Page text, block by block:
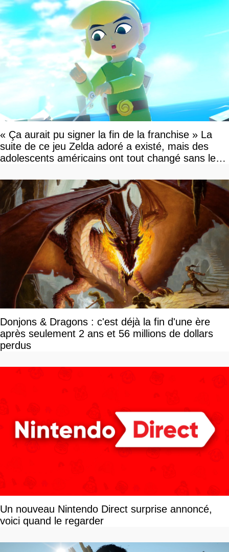
« Ça aurait pu signer la fin de la franchise » La
suite de ce jeu Zelda adoré a existé, mais des
adolescents américains ont tout changé sans le
Donjons & Dragons : c'est déjà la fin d'une ère
après seulement 2 ans et 56 millions de dollars
perdus
Un nouveau Nintendo Direct surprise annoncé,
voici quand le regarder